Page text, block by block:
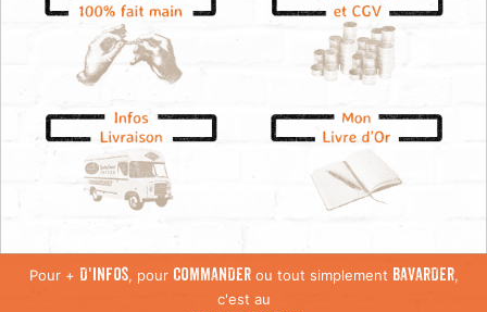
Pour + D'INFOS, pour COMMANDERou tout simplement BAVARDER,
c'est au